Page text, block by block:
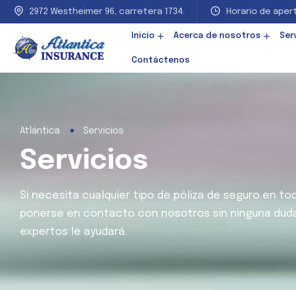
2972 Westheimer 96, carretera 1734. Horario de
Inicio Acerca de nosotros
Contáctenos
Atlántica Servicios
Servicios
Si necesita cualquier tipo de póliza de seguro en
ponerse en contacto con nosotros sin ninguna
expertos le ayudará.